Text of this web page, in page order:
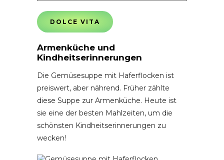
DOLCE VITA
Armenküche und
Kindheitserinnerungen
Die Gemüsesuppe mit Haferflocken ist
preiswert, aber nährend. Früher zählte
diese Suppe zur Armenküche. Heute ist
sie eine der besten Mahlzeiten, um die
schönsten Kindheitserinnerungen zu
wecken!